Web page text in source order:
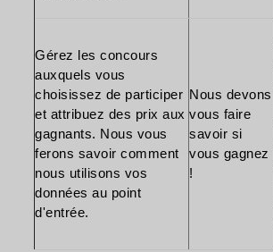
Gérez les concours
auxquels vous
choisissez de participer
et attribuez des prix aux
gagnants. Nous vous
ferons savoir comment
nous utilisons vos
données au point
d'entrée.
Nous devons
vous faire
savoir si
vous gagnez
!